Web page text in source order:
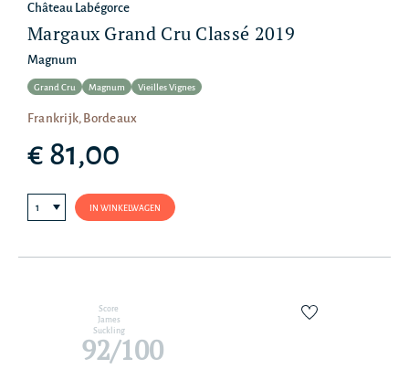
Château Labégorce
Margaux Grand Cru Classé 2019
Magnum
Grand Cru Magnum Vieilles Vignes
Frankrijk, Bordeaux
€ 81,00
IN WINKELWAGEN
Score
James
Suckling
92/100